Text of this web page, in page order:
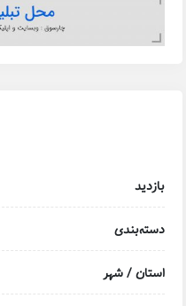
بازدید
دسته‌بندی
استان / شهر